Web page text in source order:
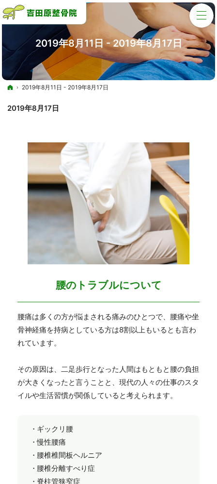
2019年8月11日 - 2019年8月17日
ホーム
2019年8月11日 - 2019年8月17日
2019年8月17日
腰のトラブルについて
腰痛は多くの方が悩まされる痛みのひとつで、腰痛や坐
骨神経痛を持病としている方は8割以上もいるとも言わ
れています。
その原因は、二足歩行となった人間はもともと腰の負担
が大きくなったと言うことと、現代の人々の仕事のスタ
イルや生活習慣が関係していると考えられます。
ギックリ腰
慢性腰痛
腰椎椎間板ヘルニア
腰椎分離すべり症
脊柱管狭窄症